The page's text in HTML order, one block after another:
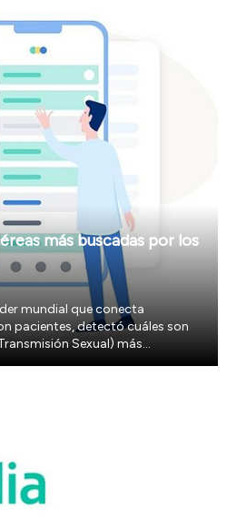
más buscadas por los
mundial que conecta
pacientes, detectó cuáles son
Sexual) más